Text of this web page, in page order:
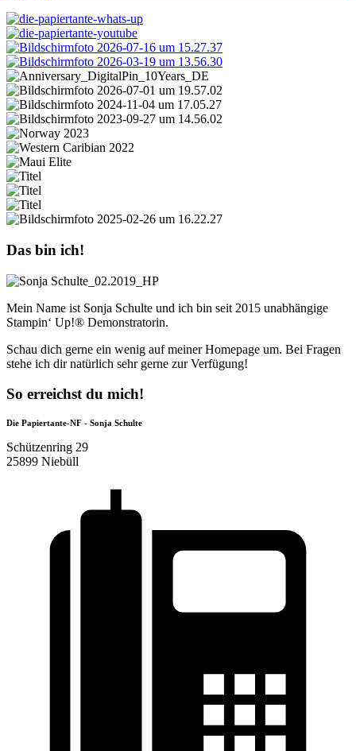
Das bin ich!
Mein Name ist Sonja Schulte und ich bin seit 2015 unabhängige
Stampin‘ Up!® Demonstratorin.
Schau dich gerne ein wenig auf meiner Homepage um. Bei Fragen
stehe ich dir natürlich sehr gerne zur Verfügung!
So erreichst du mich!
Die Papiertante-NF - Sonja Schulte
Schützenring 29
25899 Niebüll